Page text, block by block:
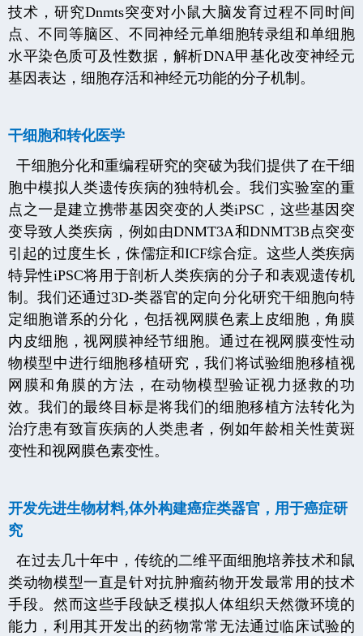
技术，研究Dnmts突变对小鼠大脑发育过程不同时间
点、不同等脑区、不同神经元单细胞转录组和单细胞
水平染色质可及性数据，解析DNA甲基化改变神经元
基因表达，细胞存活和神经元功能的分子机制。
干细胞和转化医学
干细胞分化和重编程研究的突破为我们提供了在干细
胞中模拟人类遗传疾病的独特机会。我们实验室的重
点之一是建立携带基因突变的人类iPSC ，这些基因突
变导致人类疾病，例如由DNMT3A和DNMT3B 点突变
引起的过度生长，侏儒症和ICF综合症。这些人类疾病
特异性iPSC将用于剖析人类疾病的分子和表观遗传机
制。我们还通过3D-类器官的定向分化研究干细胞向特
定细胞谱系的分化，包括视网膜色素上皮细胞，角膜
内皮细胞，视网膜神经节细胞。通过在视网膜变性动
物模型中进行细胞移植研究，我们将试验细胞移植视
网膜和角膜的方法，在动物模型验证视力拯救的功
效。我们的最终目标是将我们的细胞移植方法转化为
治疗患有致盲疾病的人类患者，例如年龄相关性黄斑
变性和视网膜色素变性。
开发先进生物材料,体外构建癌症类器官，用于癌症研
究
在过去几十年中，传统的二维平面细胞培养技术和鼠
类动物模型一直是针对抗肿瘤药物开发最常用的技术
手段。然而这些手段缺乏模拟人体组织天然微环境的
能力，利用其开发出的药物常常无法通过临床试验的